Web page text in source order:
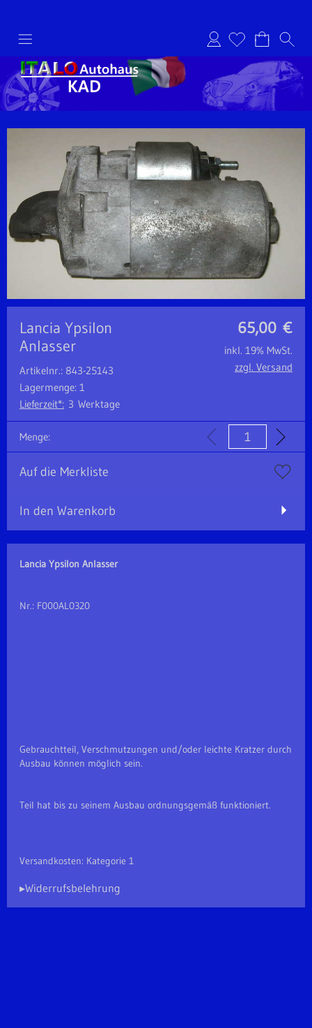
Anmelden
65,00 €
Lancia Ypsilon
Anlasser
Artikelnr.: 843-25143
Lagermenge: 1
Lieferzeit*: 3 Werktage
inkl. 19% MwSt.
zzgl. Versand
Menge:
Auf die Merkliste
In den Warenkorb
Lancia Ypsilon Anlasser
Nr.: F000AL0320
Gebrauchtteil, Verschmutzungen und/oder leichte Kratzer durch
Ausbau können möglich sein.
Teil hat bis zu seinem Ausbau ordnungsgemäß funktioniert.
Versandkosten: Kategorie 1
▸Widerrufsbelehrung